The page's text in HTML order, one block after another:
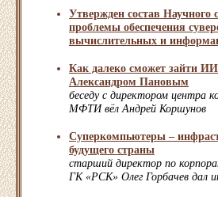
Утвержден состав
проблемы обеспечения
вычислительных и
Как далеко сможет зайти
Александром Пановым
беседу с директором центра
МФТИ вёл Андрей Коршунов
Суперкомпьютеры –
будущего страны
старший директор по
ГК «РСК» Олег Горбачев дал